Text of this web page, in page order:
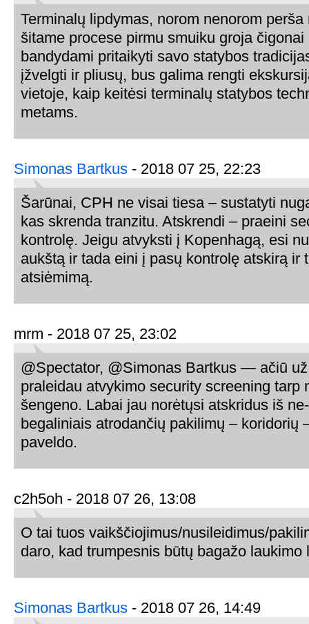
Terminalų lipdymas, norom nenorom
šitame procese pirmu smuiku groja čigonai
bandydami pritaikyti savo statybos
įžvelgti ir pliusų, bus galima rengti
vietoje, kaip keitėsi terminalų statybos
metams.
Simonas Bartkus - 2018 07 25, 22:23
Šarūnai, CPH ne visai tiesa – sustatyti
kas skrenda tranzitu. Atskrendi – praeini
kontrolę. Jeigu atvyksti į Kopenhagą, esi
aukštą ir tada eini į pasų kontrolę atskirą ir
atsiėmimą.
mrm - 2018 07 25, 23:02
@Spectator, @Simonas Bartkus — ačiū
praleidau atvykimo security screening tarp
šengeno. Labai jau norėtųsi atskridus iš
begaliniais atrodančių pakilimų – koridorių
paveldo.
c2h5oh - 2018 07 26, 13:08
O tai tuos vaikščiojimus/nusileidimus/
daro, kad trumpesnis būtų bagažo laukimo
Simonas Bartkus - 2018 07 26, 14:49